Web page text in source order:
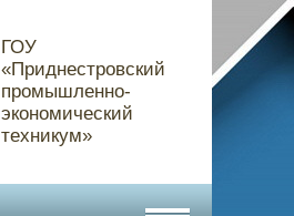
ГОУ
«Приднестровский
промышленно-
экономический
техникум»